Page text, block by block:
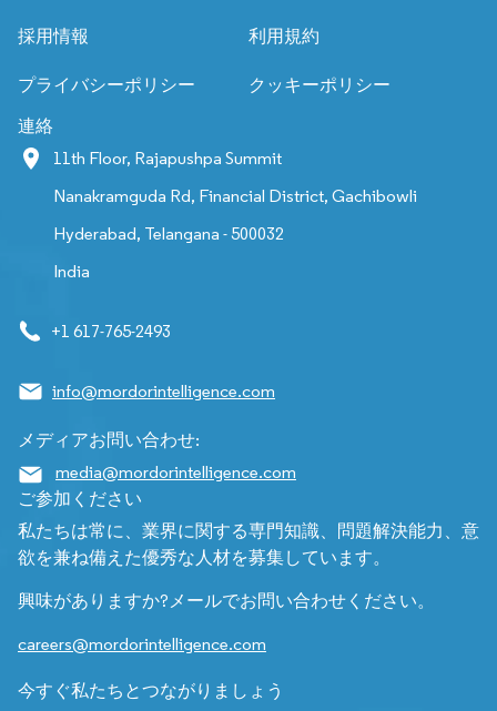
採用情報 利用規約
プライバシーポリシー クッキーポリシー
連絡
11th Floor, Rajapushpa Summit
Nanakramguda Rd, Financial District, Gachibowli
Hyderabad, Telangana - 500032
India
+1 617-765-2493
info@mordorintelligence.com
メディアお問い合わせ:
media@mordorintelligence.com
ご参加ください
私たちは常に、業界に関する専門知識、問題解決能力、意
欲を兼ね備えた優秀な人材を募集しています。
興味がありますか?メールでお問い合わせください。
careers@mordorintelligence.com
今すぐ私たちとつながりましょう